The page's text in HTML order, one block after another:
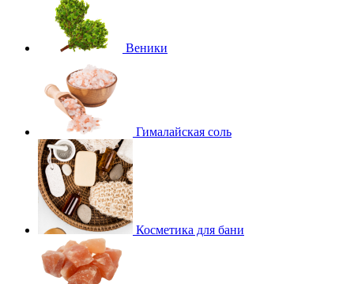
Веники
Гималайская соль
Косметика для бани